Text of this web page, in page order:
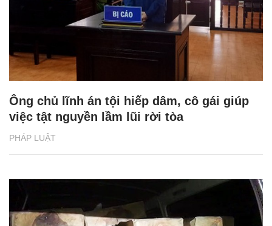
PHÁP LUẬT
Ông chủ lĩnh án tội hiếp dâm, cô gái giúp
việc tật nguyền lầm lũi rời tòa